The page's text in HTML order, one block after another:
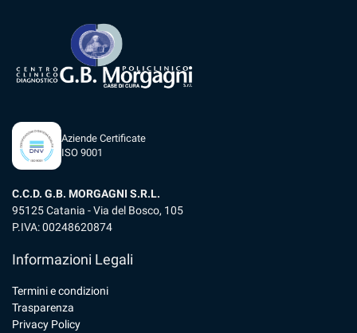
Aziende Certificate
ISO 9001
C.C.D. G.B. MORGAGNI S.R.L.
95125 Catania - Via del Bosco, 105
P.IVA: 00248620874
Informazioni Legali
Termini e condizioni
Trasparenza
Privacy Policy